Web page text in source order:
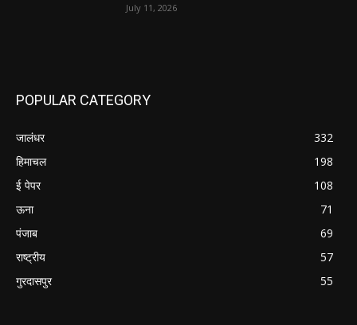
July 11, 2026
POPULAR CATEGORY
जालंधर
332
हिमाचल
198
ई पेपर
108
ऊना
71
पंजाब
69
राष्ट्रीय
57
गुरदासपुर
55